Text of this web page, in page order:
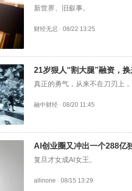
新世界、旧叙事。
财经无忌 · 08/22 13:25
21岁狠人“割大腿”融资，
真正的勇气，从来不在刀刃上
融中财经 · 08/20 11:45
AI创业圈又冲出一个288亿
复旦才女成AI女王。
allinone · 08/15 13:29